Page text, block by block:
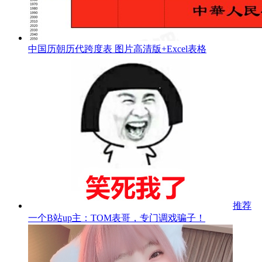
中国历朝历代跨度表 图片高清版+Excel表格
推荐
一个B站up主：TOM表哥，专门调戏骗子！